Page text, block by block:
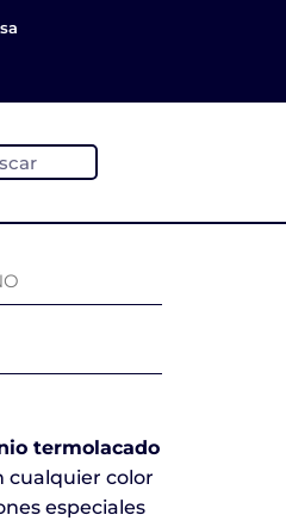
termolacado
cualquier color
especiales